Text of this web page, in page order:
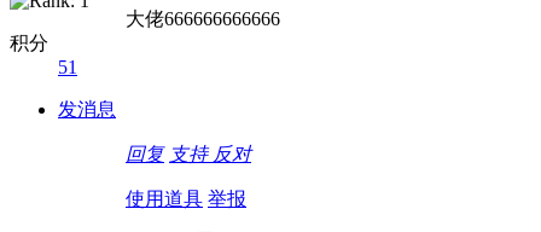
积分
51
发消息
大佬666666666666
回复 支持 反对
使用道具 举报